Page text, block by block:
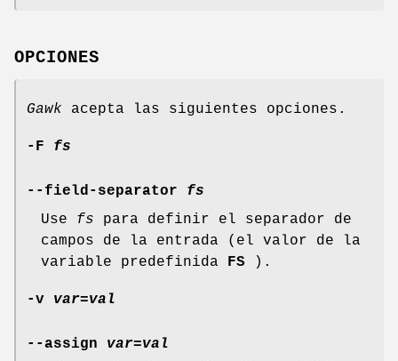
OPCIONES
Gawk acepta las siguientes opciones.
-F fs
--field-separator fs
Use fs para definir el separador de
campos de la entrada (el valor de la
variable predefinida FS ).
-v var=val
--assign var=val